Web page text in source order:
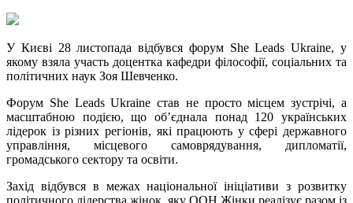
У Києві 28 листопада відбувся форум She Leads Ukraine, у
якому взяла участь доцентка кафедри філософії, соціальних та
політичних наук Зоя Шевченко.
Форум She Leads Ukraine став не просто місцем зустрічі, а
масштабною подією, що об’єднала понад 120 українських
лідерок із різних регіонів, які працюють у сфері державного
управління, місцевого самоврядування, дипломатії,
громадського сектору та освіти.
Захід відбувся в межах національної ініціативи з розвитку
політичного лідерства жінок, яку ООН Жінки реалізує разом із